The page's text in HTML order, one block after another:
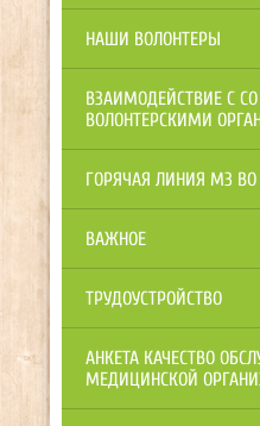
НАШИ ВОЛОНТЕРЫ
ВЗАИМОДЕЙСТВИЕ С
ВОЛОНТЕРСКИМИ
ГОРЯЧАЯ ЛИНИЯ МЗ ВО
ВАЖНОЕ
ТРУДОУСТРОЙСТВО
АНКЕТА КАЧЕСТВО
МЕДИЦИНСКОЙ